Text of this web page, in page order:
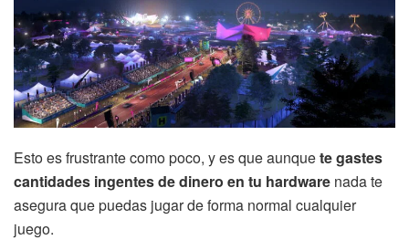
Esto es frustrante como poco, y es que aunquete gastes
cantidades ingentes de dinero en tu hardware nada te
asegura que puedas jugar de forma normal cualquier
juego.